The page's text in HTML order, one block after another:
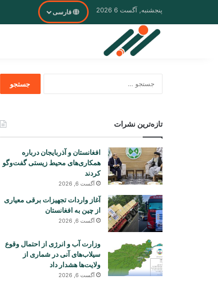
پنجشنبه, آگست 6 2026 فارسی
تازه‌ترین نشرات
افغانستان و آذربایجان درباره
همکاری‌های محیط زیستی گفت‌وگو
کردند
آگست 6, 2026
آغاز واردات تجهیزات برقی معیاری
از چین به افغانستان
آگست 6, 2026
وزارت آب و انرژی از احتمال وقوع
سیلاب‌های آنی در شماری از
ولایت‌ها هشدار داد
آگست 6, 2026